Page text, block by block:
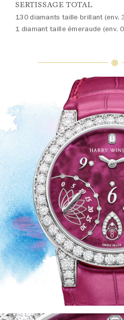
SERTISSAGE TOTAL
130 diamants taille brillant (env.
1 diamant taille émeraude (env.